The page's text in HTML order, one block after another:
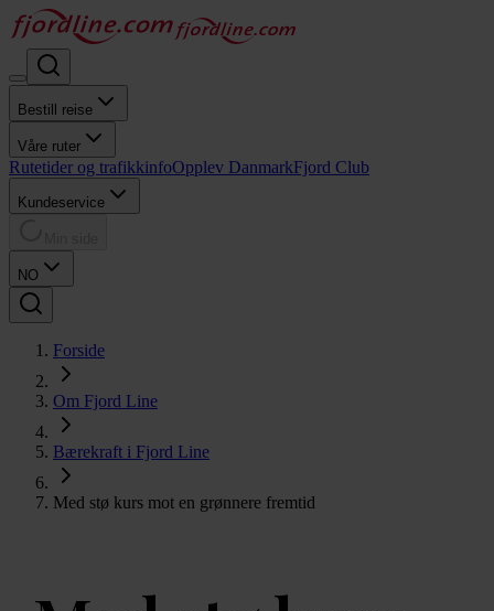
Bestill reise
Våre ruter
Rutetider og trafikkinfoOpplev DanmarkFjord Club
Kundeservice
NO
Forside
Om Fjord Line
Bærekraft i Fjord Line
Med stø kurs mot en grønnere fremtid